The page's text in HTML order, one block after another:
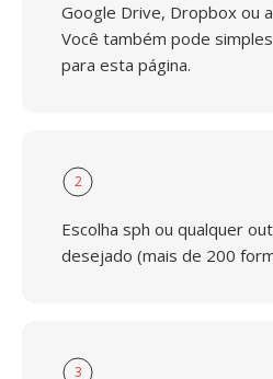
Google Drive, Dropbox ou
Você também pode
para esta página.
2
Escolha sph ou qualquer
desejado (mais de 200
3